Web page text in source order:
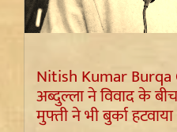
Nitish Kumar
अब्दुल्ला ने विवाद के
मुफ्ती ने भी बुर्का